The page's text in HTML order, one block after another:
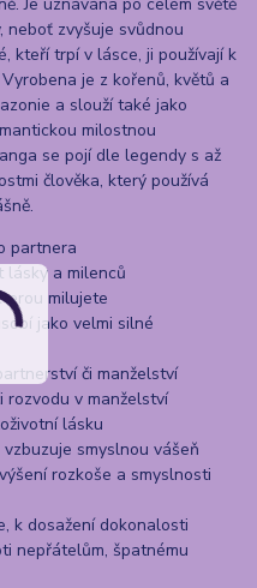
Je uznávána po celém světě
neboť zvyšuje svůdnou
kteří trpí v lásce, ji používají k
je z kořenů, květů a
a slouží také jako
milostnou
se pojí dle legendy s až
člověka, který používá
partnera
lásky a milenců
milujete
jako velmi silné
či manželství
v manželství
lásku
smyslnou vášeň
rozkoše a smyslnosti
k dosažení dokonalosti
nepřátelům, špatnému